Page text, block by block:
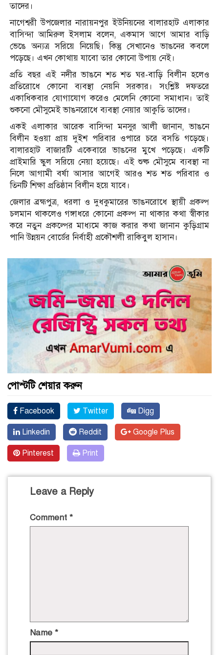
তাদের।
নাগেশ্বরী উপজেলার নারায়নপুর ইউনিয়নের বালারহাট এলাকার
বাসিন্দা আমিরুল ইসলাম বলেন, একমাস আগে আমার বাড়ি
ভেঙে অন্যত্র সরিয়ে নিয়েছি। কিন্তু সেখানেও ভাঙনের কবলে
পড়েছে। এখন কোথায় যাবো তার কোনো উপায় নেই।
প্রতি বছর এই নদীর ভাঙনে শত শত ঘর-বাড়ি বিলীন হলেও
প্রতিরোধে কোনো ব্যবস্থা নেয়নি সরকার। সংশ্লিষ্ট দফতরে
একাধিকবার যোগাযোগ করেও মেলেনি কোনো সমাধান। তাই
শুকনো মৌসুমেই ভাঙনরোধে ব্যবস্থা নেয়ার আকুতি তাদের।
একই এলাকার আরেক বাসিন্দা মনসুর আলী জানান, ভাঙনে
বিলীন হওয়া প্রায় দুইশ পরিবার ওপারে চরে বসতি গড়েছে।
বালারহাট বাজারটি একেবারে ভাঙনের মুখে পড়েছে। একটি
প্রাইমারি স্কুল সরিয়ে নেয়া হয়েছে। এই শুষ্ক মৌসুমে ব্যবস্থা না
নিলে আগামী বর্ষা আসার আগেই আরও শত শত পরিবার ও
তিনটি শিক্ষা প্রতিষ্ঠান বিলীন হয়ে যাবে।
জেলার ব্রহ্মপুত্র, ধরলা ও দুধকুমারের ভাঙনরোধে স্থায়ী প্রকল্প
চলমান থাকলেও গঙ্গাধরে কোনো প্রকল্প না থাকার কথা স্বীকার
করে নতুন প্রকল্পের মাধ্যমে কাজ করার কথা জানান কুড়িগ্রাম
পানি উন্নয়ন বোর্ডের নির্বাহী প্রকৌশলী রাকিবুল হাসান।
পোস্টটি শেয়ার করুন
Facebook Twitter Digg
Linkedin Reddit Google Plus
Pinterest Print
Leave a Reply
Comment *
Name *